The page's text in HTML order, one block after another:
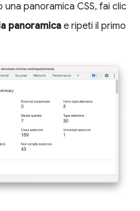
una panoramica CSS, fai clic
panoramicae ripeti il primo